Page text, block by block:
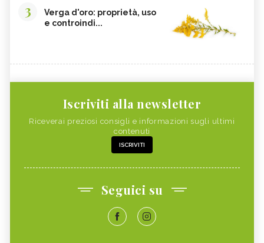
3
Verga d'oro: proprietà, uso
e controindi...
Iscriviti alla newsletter
Riceverai preziosi consigli e informazioni sugli ultimi
contenuti
ISCRIVITI
Seguici su